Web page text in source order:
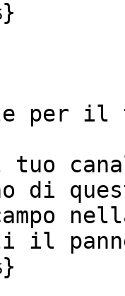
per il
di
il